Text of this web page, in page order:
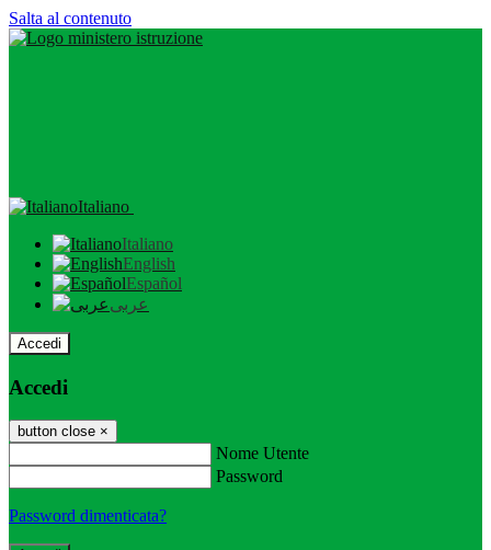
Salta al contenuto
Italiano
Italiano
English
Español
عربى
Accedi
Accedi
button close ×
Nome Utente
Password
Password dimenticata?